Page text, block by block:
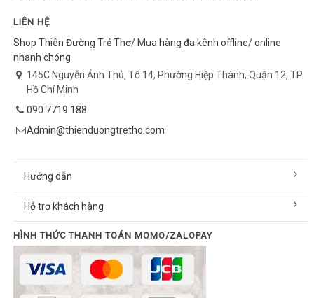
LIÊN HỆ
Shop Thiên Đường Trẻ Thơ/ Mua hàng đa kênh offline/ online
nhanh chóng
145C Nguyễn Ảnh Thủ, Tổ 14, Phường Hiệp Thành, Quận 12, TP.
Hồ Chí Minh
090 7719 188
Admin@thienduongtretho.com
Hướng dẫn
Hỗ trợ khách hàng
HÌNH THỨC THANH TOÁN MOMO/ZALOPAY